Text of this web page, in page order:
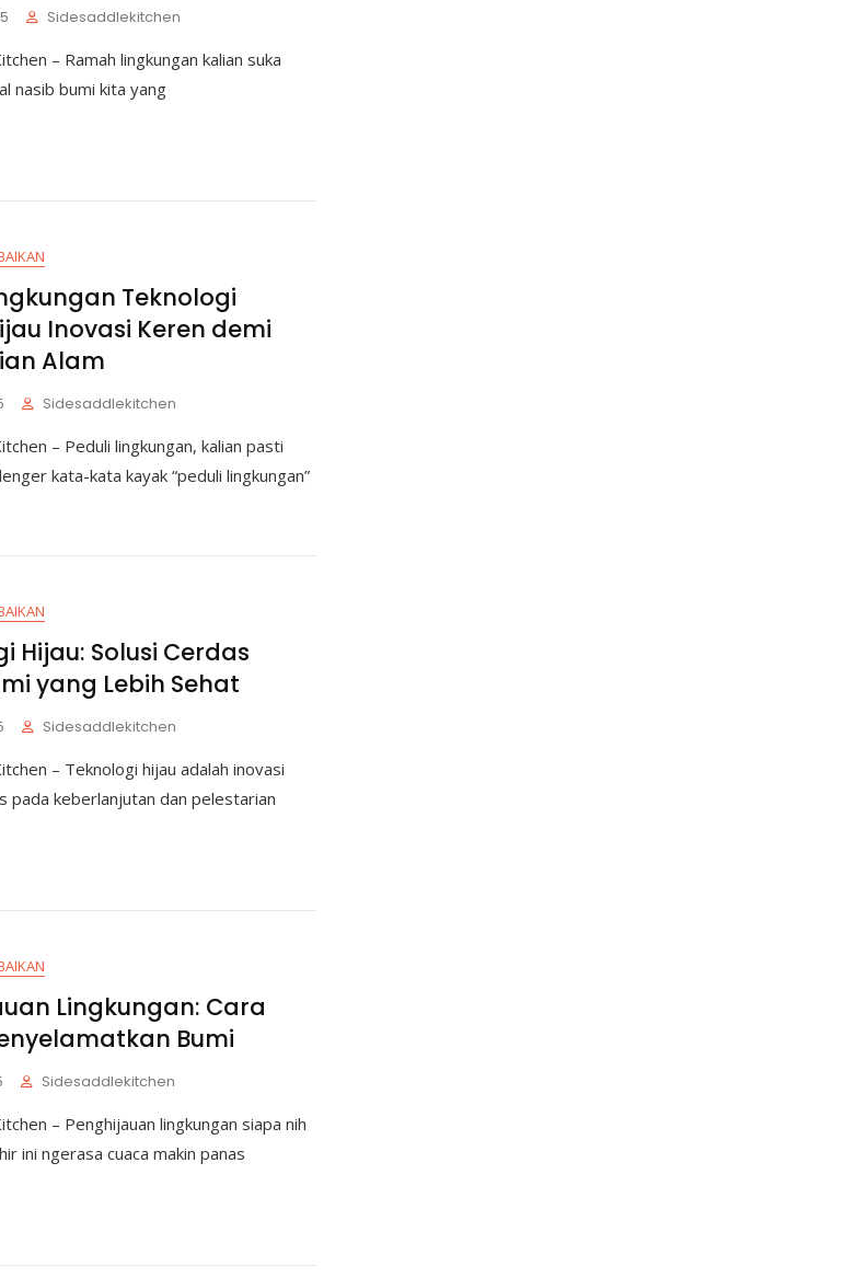
Sidesaddlekitchen
– Ramah lingkungan kalian suka
nasib bumi kita yang
Teknologi
Inovasi Keren demi
Alam
Sidesaddlekitchen
– Peduli lingkungan, kalian pasti
kata-kata kayak “peduli lingkungan”
Hijau: Solusi Cerdas
yang Lebih Sehat
Sidesaddlekitchen
– Teknologi hijau adalah inovasi
pada keberlanjutan dan pelestarian
Lingkungan: Cara
Bumi
Sidesaddlekitchen
– Penghijauan lingkungan siapa nih
ini ngerasa cuaca makin panas